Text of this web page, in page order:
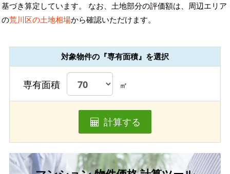
基づき算定しています。 なお、土地部分の評価額は、周辺エリア
の荒川区の土地相場から確認いただけます。
対象物件の『専有面積』を選択
専有面積 ㎡
計算する